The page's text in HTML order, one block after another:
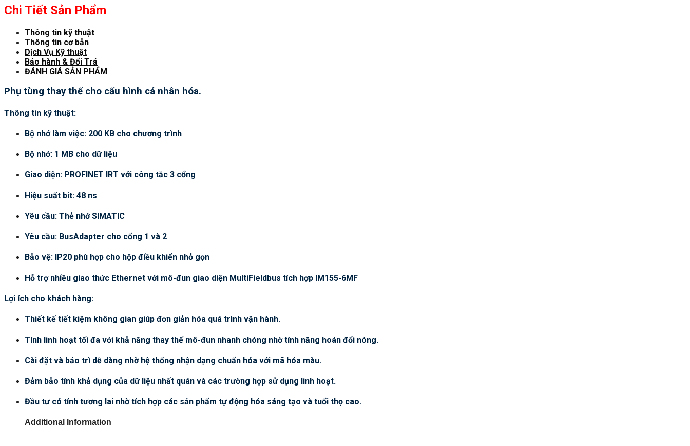
Chi Tiết Sản Phẩm
Thông tin kỹ thuật
Thông tin cơ bản
Dịch Vụ Kỹ thuật
Bảo hành & Đổi Trả
ĐÁNH GIÁ SẢN PHẨM
Phụ tùng thay thế cho cấu hình cá nhân hóa.
Thông tin kỹ thuật:
Bộ nhớ làm việc: 200 KB cho chương trình
Bộ nhớ: 1 MB cho dữ liệu
Giao diện: PROFINET IRT với công tắc 3 cổng
Hiệu suất bit: 48 ns
Yêu cầu: Thẻ nhớ SIMATIC
Yêu cầu: BusAdapter cho cổng 1 và 2
Bảo vệ: IP20 phù hợp cho hộp điều khiển nhỏ gọn
Hỗ trợ nhiều giao thức Ethernet với mô-đun giao diện MultiFieldbus tích hợp IM155-6MF
Lợi ích cho khách hàng:
Thiết kế tiết kiệm không gian giúp đơn giản hóa quá trình vận hành.
Tính linh hoạt tối đa với khả năng thay thế mô-đun nhanh chóng nhờ tính năng hoán đổi nóng.
Cài đặt và bảo trì dễ dàng nhờ hệ thống nhận dạng chuẩn hóa với mã hóa màu.
Đảm bảo tính khả dụng của dữ liệu nhất quán và các trường hợp sử dụng linh hoạt.
Đầu tư có tính tương lai nhờ tích hợp các sản phẩm tự động hóa sáng tạo và tuổi thọ cao.
Additional Information